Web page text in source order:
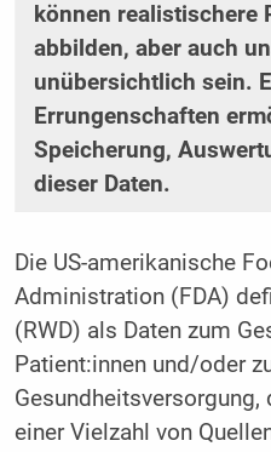
können realistischere
abbilden, aber auch
unübersichtlich sein.
Errungenschaften
Speicherung,
dieser Daten.
Die US-amerikanische
Administration (FDA)
(RWD) als Daten zum
Patient:innen und/oder
einer Vielzahl von